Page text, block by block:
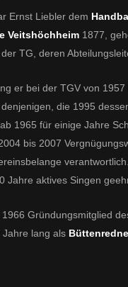
Ernst Liebler dem
Veitshöchheim 1877,
TG, deren
er bei der TGV von
die 1995
1965 für einige Jahre
bis 2007
verantwortlich.
Jahre aktives Singen
Gründungsmitglied
lang als